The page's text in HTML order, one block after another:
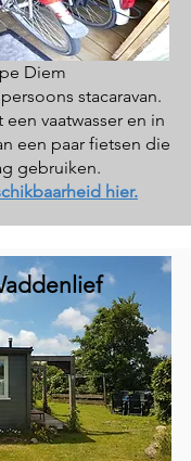
Diem
stacaravan.
een vaatwasser en in
een paar fietsen die
gebruiken.
hier.